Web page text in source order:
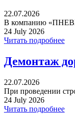
22.07.2026
В компанию
24 July 2026
Читать подробнее
Демонтаж
22.07.2026
При проведении
24 July 2026
Читать подробнее